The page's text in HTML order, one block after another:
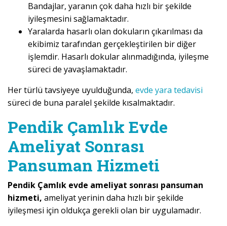
Bandajlar, yaranın çok daha hızlı bir şekilde
iyileşmesini sağlamaktadır.
Yaralarda hasarlı olan dokuların çıkarılması da
ekibimiz tarafından gerçekleştirilen bir diğer
işlemdir. Hasarlı dokular alınmadığında, iyileşme
süreci de yavaşlamaktadır.
Her türlü tavsiyeye uyulduğunda, evde yara tedavisi
süreci de buna paralel şekilde kısalmaktadır.
Pendik Çamlık Evde
Ameliyat Sonrası
Pansuman Hizmeti
Pendik Çamlık evde ameliyat sonrası pansuman
hizmeti, ameliyat yerinin daha hızlı bir şekilde
iyileşmesi için oldukça gerekli olan bir uygulamadır.